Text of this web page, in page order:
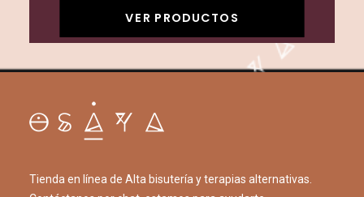
VER PRODUCTOS
Tienda en línea de Alta bisutería y terapias alternativas.